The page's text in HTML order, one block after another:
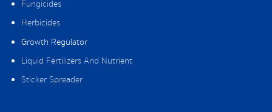
Fungicides
Herbicides
Growth Regulator
Liquid Fertilizers And Nutrient
Sticker Spreader